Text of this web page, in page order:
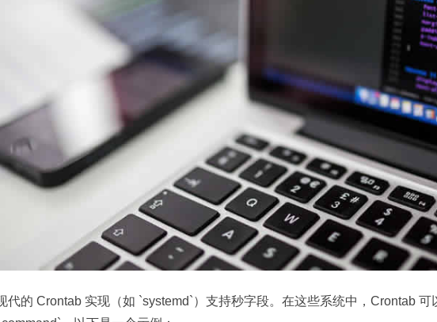
代的 Crontab 实现（如 `systemd`）支持秒字段。在这些系统中，Crontab